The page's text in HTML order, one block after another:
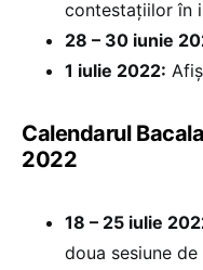
contestațiilor în
28 – 30 iunie
1 iulie 2022:
Calendarul
2022
18 – 25 iulie
doua sesiune